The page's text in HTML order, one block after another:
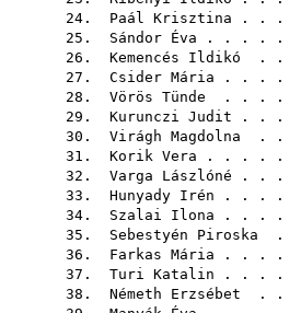
24. Paál Krisztina . . .
25. Sándor Éva . . . . .
26. Kemencés Ildikó . .
27. Csider Mária . . . .
28. Vörös Tünde . . . .
29. Kurunczi Judit . . .
30. Virágh Magdolna . .
31. Korik Vera . . . . .
32. Varga Lászlóné . . .
33. Hunyady Irén . . . .
34. Szalai Ilona . . . .
35. Sebestyén Piroska .
36. Farkas Mária . . . .
37. Turi Katalin . . . .
38. Németh Erzsébet . .